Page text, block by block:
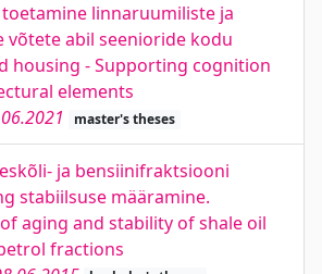
linnaruumiliste ja
abil seenioride kodu
housing - Supporting cognition
elements
master's theses
ja bensiinifraktsiooni
stabiilsuse määramine.
aging and stability of shale oil
fractions